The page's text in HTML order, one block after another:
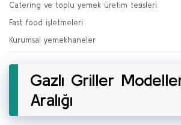
Catering ve toplu yemek üretim tesisleri
Fast food işletmeleri
Kurumsal yemekhaneler
Gazlı Griller
Aralığı